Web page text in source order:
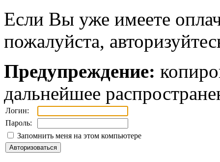
Если Вы уже имеете
пожалуйста,
Предупреждение:
дальнейшее
Логин:
Пароль:
Запомнить меня на этом компьютере